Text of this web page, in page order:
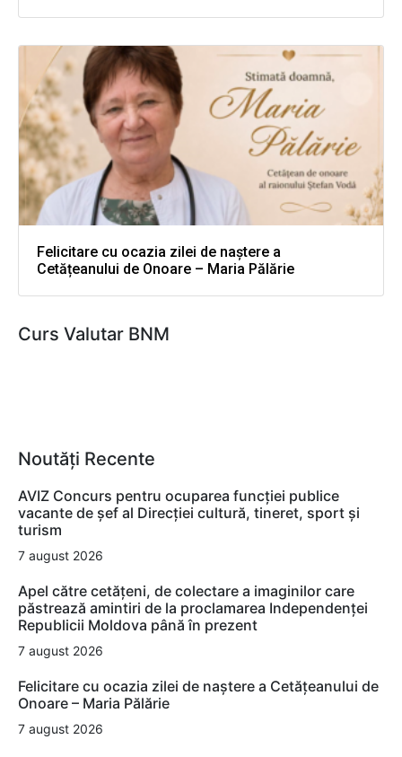
Felicitare cu ocazia zilei de naștere a
Cetățeanului de Onoare – Maria Pălărie
Curs Valutar BNM
Noutăți Recente
AVIZ Concurs pentru ocuparea funcţiei publice
vacante de şef al Direcţiei cultură, tineret, sport şi
turism
7 august 2026
Apel către cetățeni, de colectare a imaginilor care
păstrează amintiri de la proclamarea Independenței
Republicii Moldova până în prezent
7 august 2026
Felicitare cu ocazia zilei de naștere a Cetățeanului de
Onoare – Maria Pălărie
7 august 2026